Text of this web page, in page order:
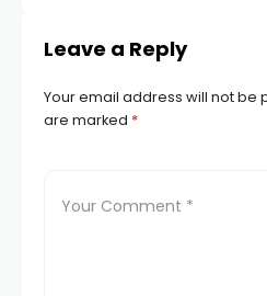
Leave a Reply
Your email address will not be
are marked *